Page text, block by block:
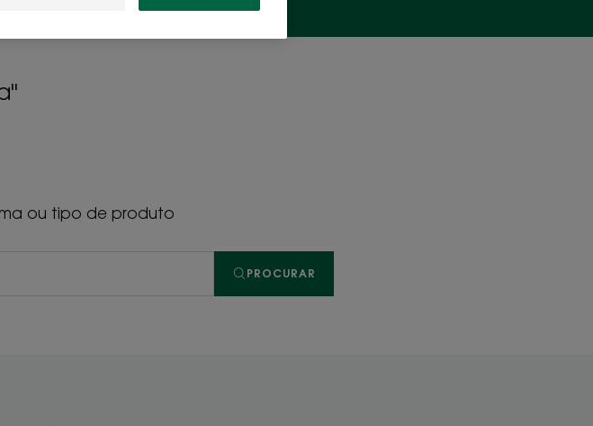
ou tipo de produto
PROCURAR